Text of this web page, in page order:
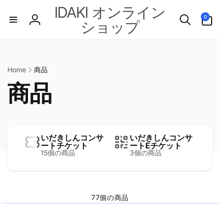
IDAKI オンライン
ショップ
0
Home 商品
商品
いだきしんコンサ
ートチケット
15個の商品
いだきしんコンサ
ートEチケット
3個の商品
77個の商品